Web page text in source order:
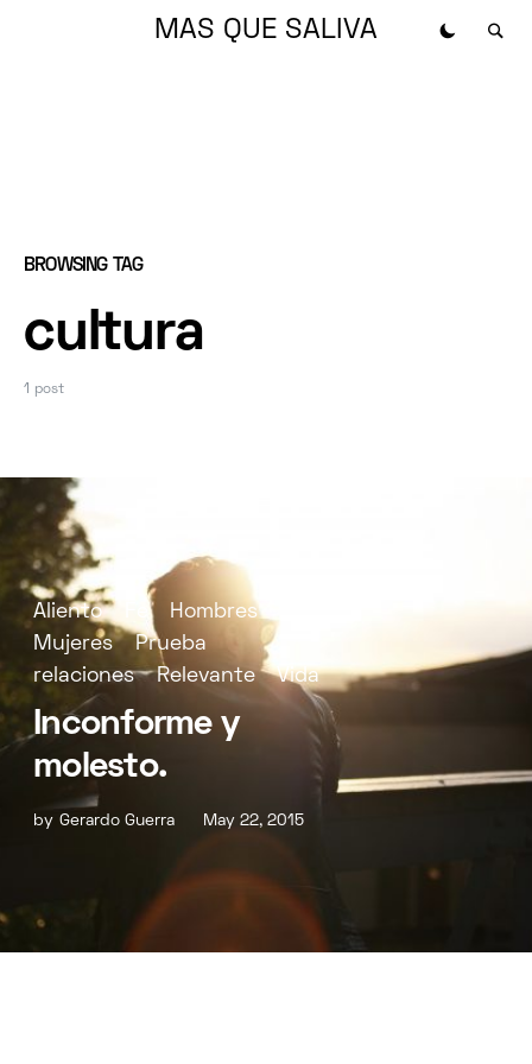
MAS QUE SALIVA
BROWSING TAG
cultura
1 post
Aliento
Hombres
Mujeres
Prueba
relaciones
Relevante Vida
Inconforme y
molesto.
by Gerardo Guerra May 22, 2015